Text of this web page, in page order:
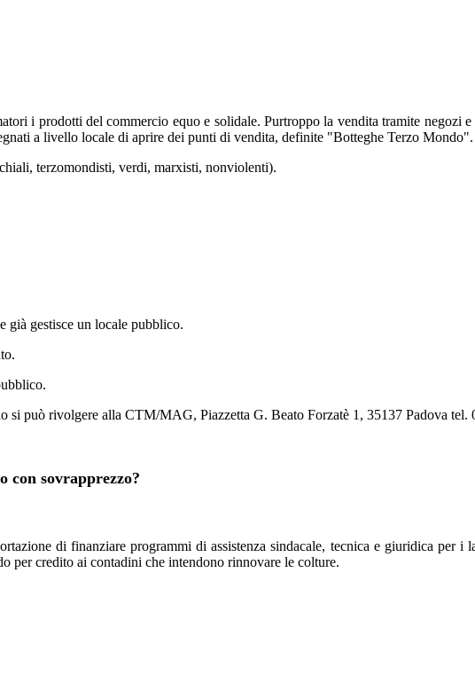
i prodotti del commercio equo e solidale. Purtroppo la vendita tramite negozi
a livello locale di aprire dei punti di vendita, definite "Botteghe Terzo Mondo".
terzomondisti, verdi, marxisti, nonviolenti).
gestisce un locale pubblico.
si può rivolgere alla CTM/MAG, Piazzetta G. Beato Forzatè 1, 35137 Padova tel.
con sovrapprezzo?
di finanziare programmi di assistenza sindacale, tecnica e giuridica per
per credito ai contadini che intendono rinnovare le colture.